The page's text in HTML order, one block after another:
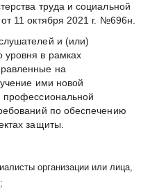
труда и социальной
11 октября 2021 г. №696н.
и (или)
уровня в рамках
на
ими новой
профессиональной
по обеспечению
защиты.
организации или лица,